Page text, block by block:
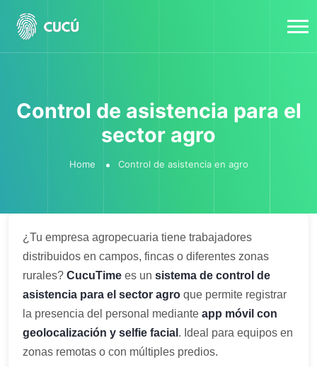
Control de asistencia para el
sector agro
Home Control de asistencia en agro
¿Tu empresa agropecuaria tiene trabajadores
distribuidos en campos, fincas o diferentes zonas
rurales? CucuTime es un sistema de control de
asistencia para el sector agro que permite registrar
la presencia del personal mediante app móvil con
geolocalización y selfie facial . Ideal para equipos en
zonas remotas o con múltiples predios.